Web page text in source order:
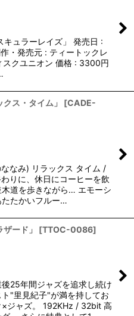
キュラーレイズ」 発売日 :
・発売元 : ティートックレ
スクユニオン 価格 : 3300円
ス・タイム」 [CADE-
なみ) リラックス タイム /
りに、休日にコーヒーを飲
道を歩きながら… エモーシ
たたかいフルー…
ード」 [TTOC-0086]
25年間ジャズを追求し続け
"里見紀子"が満を持してお
×ジャズ。 192KHz / 32bit 高